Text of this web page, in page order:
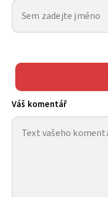
Váš komentář